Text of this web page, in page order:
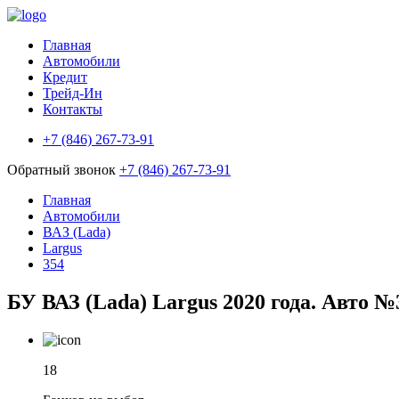
Главная
Автомобили
Кредит
Трейд-Ин
Контакты
+7 (846) 267-73-91
Обратный звонок +7 (846) 267-73-91
Главная
Автомобили
ВАЗ (Lada)
Largus
354
БУ ВАЗ (Lada) Largus 2020 года. Авто
18